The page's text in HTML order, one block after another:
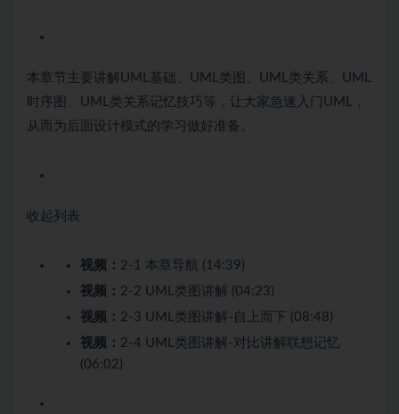
本章节主要讲解UML基础、UML类图、UML类关系、UML
时序图、UML类关系记忆技巧等，让大家急速入门UML，
从而为后面设计模式的学习做好准备。
收起列表
视频： 2-1 本章导航 (14:39)
视频： 2-2 UML类图讲解 (04:23)
视频： 2-3 UML类图讲解-自上而下 (08:48)
视频： 2-4 UML类图讲解-对比讲解联想记忆
(06:02)